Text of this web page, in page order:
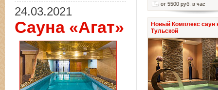
от 5500 руб. в час
Новый Комплекс саун
Тульской
24.03.2021
Сауна «Агат»